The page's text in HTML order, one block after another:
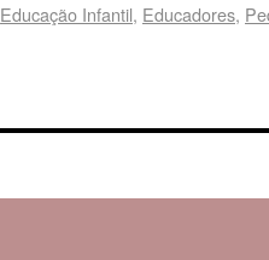
Educação Infantil, Educadores,